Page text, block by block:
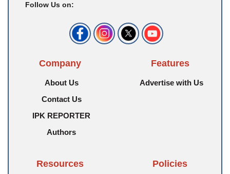
Follow Us on:
Company
About Us
Contact Us
IPK REPORTER
Authors
Features
Advertise with Us
Resources Policies